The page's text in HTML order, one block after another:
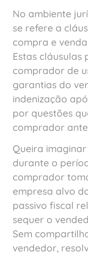
No ambiente
se refere a
compra e
Estas cláusulas
comprador de
garantias do
indenização
por questões
comprador
Queira
durante o
comprador
empresa alvo
passivo fiscal
sequer o
Sem
vendedor,